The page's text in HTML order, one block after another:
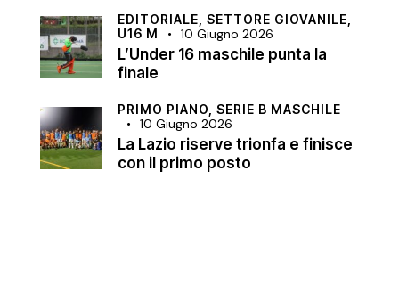
EDITORIALE, SETTORE GIOVANILE,
U16 M
10 Giugno 2026
L’Under 16 maschile punta la
finale
PRIMO PIANO, SERIE B MASCHILE
10 Giugno 2026
La Lazio riserve trionfa e finisce
con il primo posto